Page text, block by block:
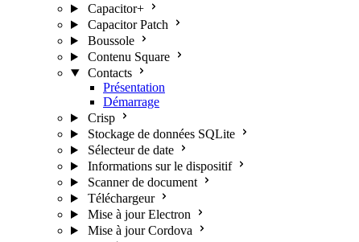
Capacitor+
Capacitor Patch
Boussole
Contenu Square
Contacts
Présentation
Démarrage
Crisp
Stockage de données SQLite
Sélecteur de date
Informations sur le dispositif
Scanner de document
Téléchargeur
Mise à jour Electron
Mise à jour Cordova